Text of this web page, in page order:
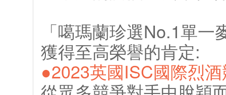
「噶瑪蘭珍選No.1單
獲得至高榮譽的肯定:
●2023英國ISC國際烈